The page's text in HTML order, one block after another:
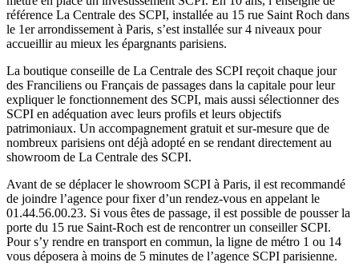
référence La Centrale des SCPI, installée au 15 rue Saint Roch dans
le 1er arrondissement à Paris, s’est installée sur 4 niveaux pour
accueillir au mieux les épargnants parisiens.
La boutique conseille de La Centrale des SCPI reçoit chaque jour
des Franciliens ou Français de passages dans la capitale pour leur
expliquer le fonctionnement des SCPI, mais aussi sélectionner des
SCPI en adéquation avec leurs profils et leurs objectifs
patrimoniaux. Un accompagnement gratuit et sur-mesure que de
nombreux parisiens ont déjà adopté en se rendant directement au
showroom de La Centrale des SCPI.
Avant de se déplacer le showroom SCPI à Paris, il est recommandé
de joindre l’agence pour fixer d’un rendez-vous en appelant le
01.44.56.00.23. Si vous êtes de passage, il est possible de pousser la
porte du 15 rue Saint-Roch est de rencontrer un conseiller SCPI.
Pour s’y rendre en transport en commun, la ligne de métro 1 ou 14
vous déposera à moins de 5 minutes de l’agence SCPI parisienne.